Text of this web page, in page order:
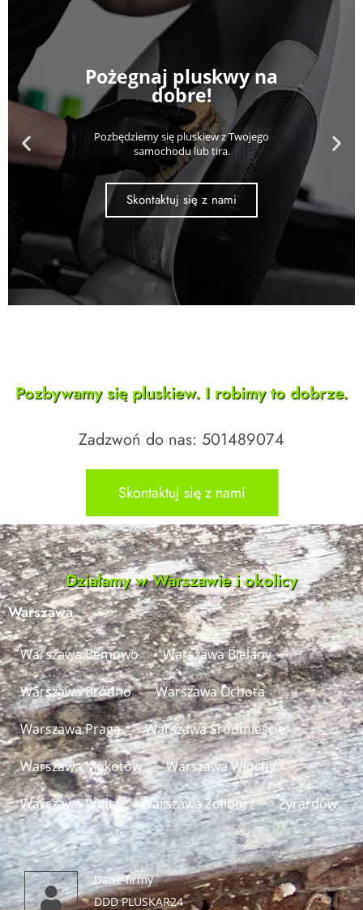
Pożegnaj pluskwy na
dobre!
Pozbędziemy się pluskiew z Twojego
samochodu lub tira.
Skontaktuj się z nami
Pozbywamy się pluskiew. I robimy to dobrze.
Zadzwoń do nas: 501489074
Skontaktuj się z nami
Działamy w Warszawie i okolicy
Warszawa
Warszawa Bemowo Warszawa Bielany
Warszawa Bródno Warszawa Ochota
Warszawa Praga Warszawa Śródmieście
Warszawa Mokotów Warszawa Włochy
Warszawa Wola​ Warszawa Żoliborz Żyrardów
Dane firmy
DDD PLUSKAR24